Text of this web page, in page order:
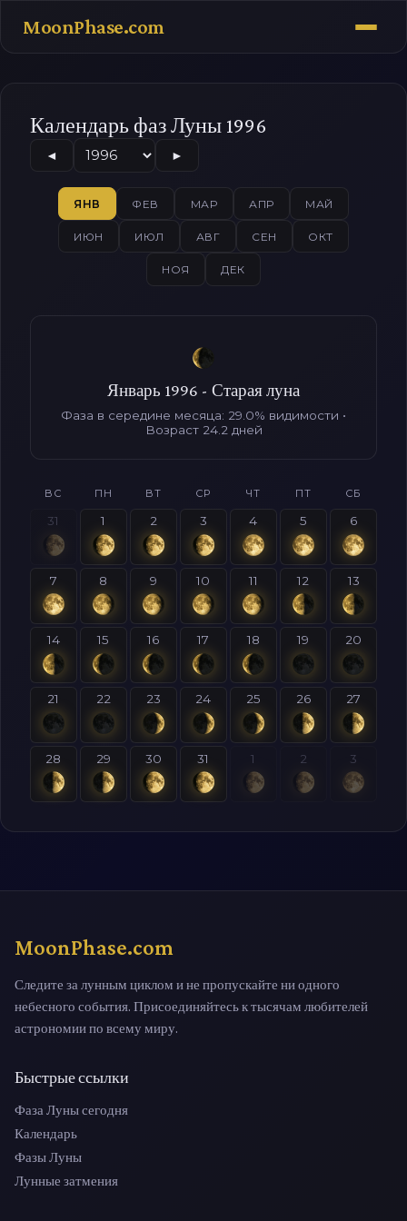
MoonPhase.com
Календарь фаз Луны 1996
◄ ►
ЯНВ ФЕВ МАР АПР МАЙ
ИЮН ИЮЛ АВГ СЕН ОКТ
НОЯ ДЕК
Январь 1996 - Старая луна
Фаза в середине месяца: 29.0% видимости •
Возраст 24.2 дней
ВС ПН ВТ СР ЧТ ПТ СБ
31 1 2 3 4 5 6
7 8 9 10 11 12 13
14 15 16 17 18 19 20
21 22 23 24 25 26 27
28 29 30 31 1 2 3
MoonPhase.com
Следите за лунным циклом и не пропускайте ни одного
небесного события. Присоединяйтесь к тысячам любителей
астрономии по всему миру.
Быстрые ссылки
Фаза Луны сегодня
Календарь
Фазы Луны
Лунные затмения